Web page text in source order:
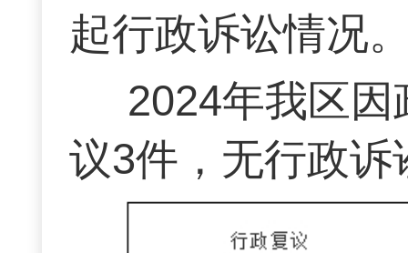
起行政诉讼情况
2024年我区
议3件，无行政诉